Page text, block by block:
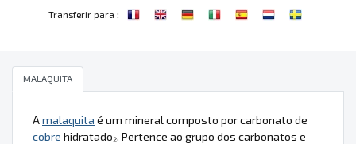
Transferir para :
MALAQUITA
Amalaquita é um mineral composto por carbonato de
cobre hidratado₂. Pertence ao grupo dos carbonatos e